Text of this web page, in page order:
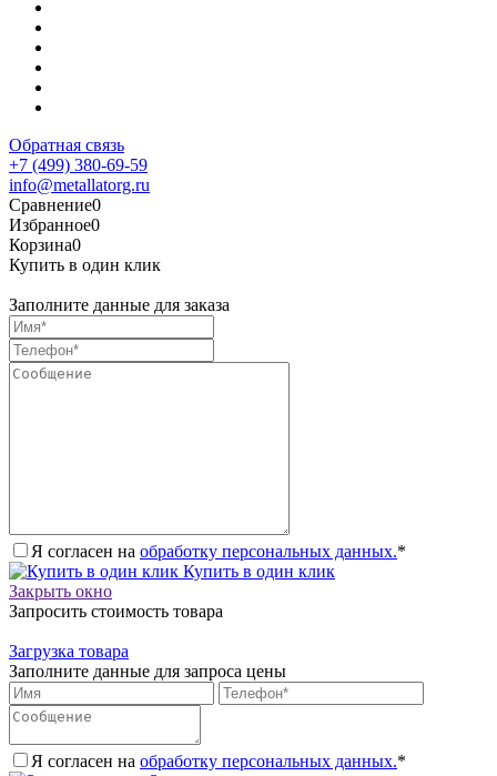
Обратная связь
+7 (499) 380-69-59
info@metallatorg.ru
Сравнение0
Избранное0
Корзина0
Купить в один клик
Заполните данные для заказа
Я согласен на обработку персональных данных.*
Купить в один клик
Закрыть окно
Запросить стоимость товара
Загрузка товара
Заполните данные для запроса цены
Я согласен на обработку персональных данных.*